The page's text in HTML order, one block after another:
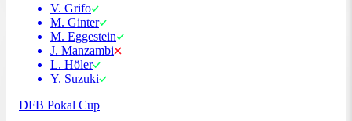
V. Grifo
M. Ginter
M. Eggestein
J. Manzambi
L. Höler
Y. Suzuki
DFB Pokal Cup